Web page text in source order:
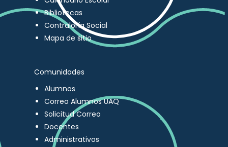
Bibliotecas
Contraloría Social
Mapa de sitio
Comunidades
Alumnos
Correo Alumnos UAQ
Solicitud Correo
Docentes
Administrativos